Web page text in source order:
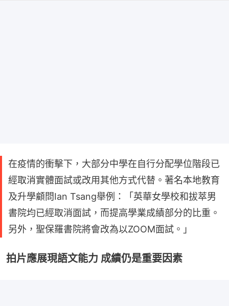
在疫情的衝擊下，大部分中學在自行分配學位階段已
經取消實體面試或改用其他方式代替。著名本地教育
及升學顧問Ian Tsang舉例：「英華女學校和拔萃男
書院均已經取消面試，而提高學業成績部分的比重。
另外，聖保羅書院將會改為以ZOOM面試。」
拍片應展現語文能力 成績仍是重要因素